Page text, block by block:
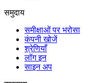
समुदाय
समीक्षाओं पर भरोसा
कंपनी खोजें
श्रेणियाँ
लॉग इन
साइन अप